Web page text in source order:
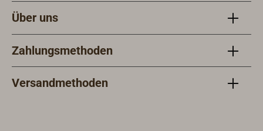
Über uns
Zahlungsmethoden
Versandmethoden